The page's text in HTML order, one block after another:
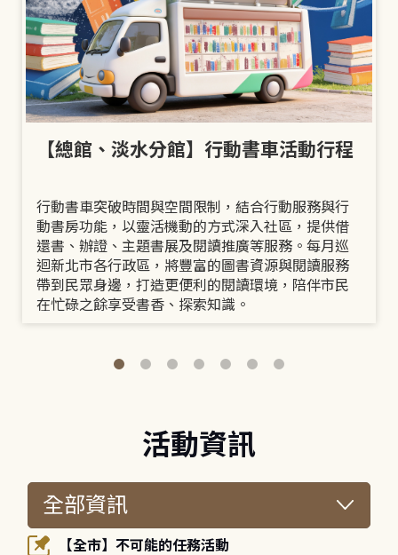
【總館、淡水分館】行動書車活動行程
行動書車突破時間與空間限制，結合行動服務與行
動書房功能，以靈活機動的方式深入社區，提供借
還書、辦證、主題書展及閱讀推廣等服務。每月巡
迴新北市各行政區，將豐富的圖書資源與閱讀服務
帶到民眾身邊，打造更便利的閱讀環境，陪伴市民
在忙碌之餘享受書香、探索知識。
活動資訊
【全市】不可能的任務活動